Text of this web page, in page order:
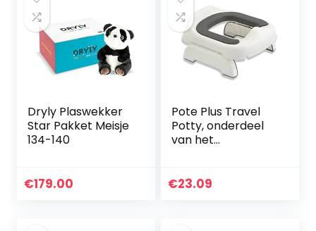
Dryly Plaswekker
Star Pakket Meisje
134-140
€179.00
Pote Plus Travel
Potty, onderdeel
van het
zachte PU-
€23.09